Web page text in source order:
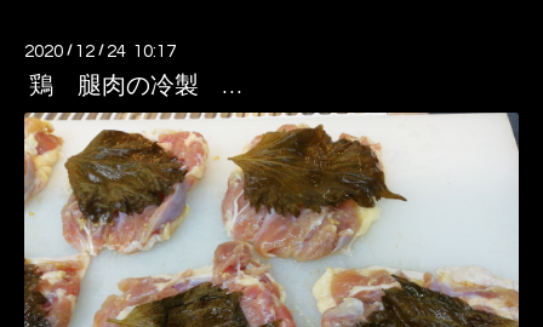
2020 / 12 / 24 10:17
鶏 腿肉の冷製 …